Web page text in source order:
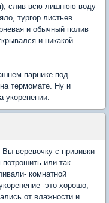
слив всю лишнюю воду
тургор листьев
и обычный полив
и никакой
парнике под
термомате. Ну и
укоренении.
веревочку с прививки
или так
комнатной
-это хорошо,
от влажности и